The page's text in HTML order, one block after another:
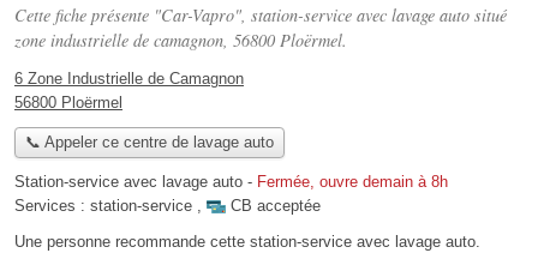
Cette fiche présente "Car-Vapro", station-service avec lavage auto situé
zone industrielle de camagnon, 56800 Ploërmel.
6 Zone Industrielle de Camagnon
56800 Ploërmel
📞 Appeler ce centre de lavage auto
Station-service avec lavage auto - Fermée, ouvre demain à 8h
Services : station-service ,
CB acceptée
Une personne recommande cette station-service avec lavage auto.